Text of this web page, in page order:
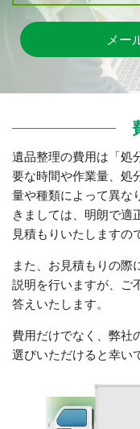
メー
遺品整理の費用は「処
要な時間や作業量、処
量や種類によって異な
きましては、明朗で適
見積もりいたしますの
また、お見積もりの際
説明を行いますが、ご
答えいたします。
費用だけでなく、弊社
選びいただけると幸い